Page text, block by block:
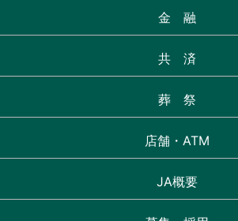
金 融
共 済
葬 祭
店舗・ATM
JA概要